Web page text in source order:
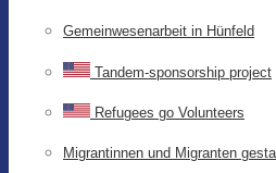
Gemeinwesenarbeit in Hünfeld
Tandem-sponsorship project
Refugees go Volunteers
Migrantinnen und Migranten